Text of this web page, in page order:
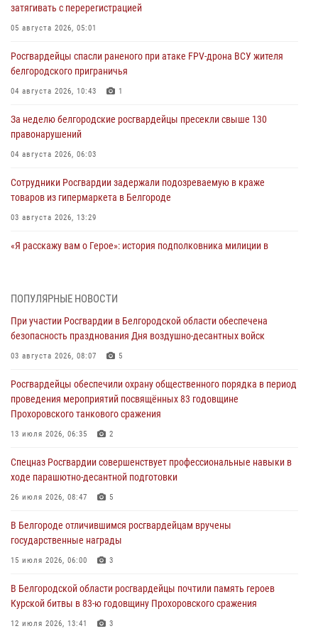
затягивать с перерегистрацией
05 августа 2026, 05:01
Росгвардейцы спасли раненого при атаке FPV-дрона ВСУ жителя
белгородского приграничья
04 августа 2026, 10:43 1
За неделю белгородские росгвардейцы пресекли свыше 130
правонарушений
04 августа 2026, 06:03
Сотрудники Росгвардии задержали подозреваемую в краже
товаров из гипермаркета в Белгороде
03 августа 2026, 13:29
«Я расскажу вам о Герое»: история подполковника милиции в
сборов «Армата» в Белгородской области
03 августа 2026, 10:12
безопасность празднования Дня воздушно-десантных войск
03 августа 2026, 08:07
«Росгвардия. Вехи истории»: специальные моторизованные части
02 августа 2026, 07:10 1
Росгвардейцы оказали помощь пострадавшему в результате атаки
01 августа 2026, 16:43
ПОПУЛЯРНЫЕ НОВОСТИ
При участии Росгвардии в Белгородской области обеспечена
безопасность празднования Дня воздушно-десантных войск
03 августа 2026, 08:07 5
Росгвардейцы обеспечили охрану общественного порядка в период
проведения мероприятий посвящённых 83 годовщине
Прохоровского танкового сражения
13 июля 2026, 06:35 2
Спецназ Росгвардии совершенствует профессиональные навыки в
ходе парашютно-десантной подготовки
26 июля 2026, 08:47 5
В Белгороде отличившимся росгвардейцам вручены
государственные награды
15 июля 2026, 06:00 3
В Белгородской области росгвардейцы почтили память героев
Курской битвы в 83-ю годовщину Прохоровского сражения
12 июля 2026, 13:41 3